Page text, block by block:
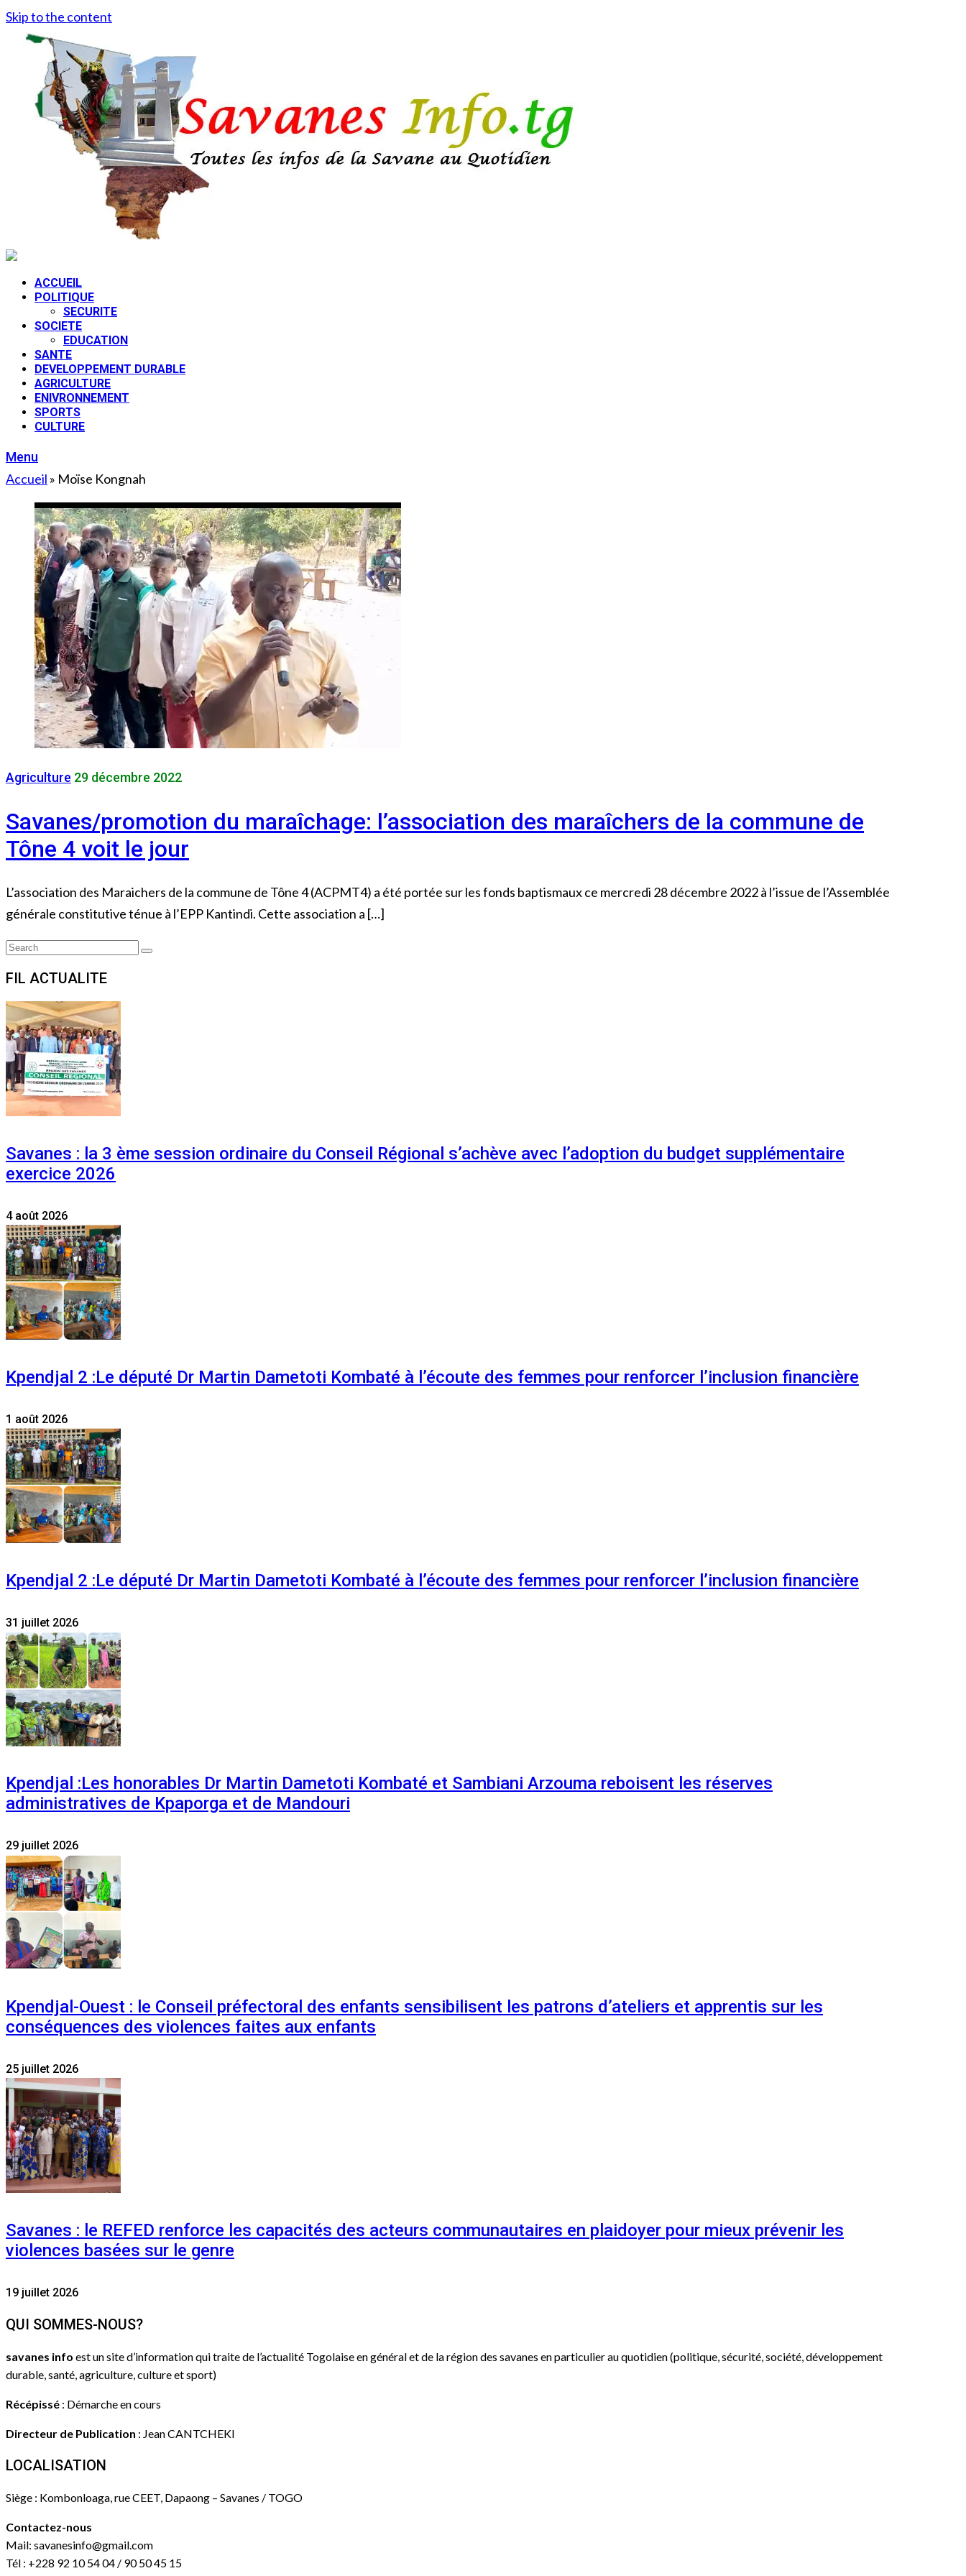
Skip to the content
ACCUEIL
POLITIQUE
SECURITE
SOCIETE
EDUCATION
SANTE
DEVELOPPEMENT DURABLE
AGRICULTURE
ENIVRONNEMENT
SPORTS
CULTURE
Menu
Accueil » Moïse Kongnah
Agriculture 29 décembre 2022
Savanes/promotion du maraîchage: l’association des maraîchers de la commune de
Tône 4 voit le jour
L’association des Maraichers de la commune de Tône 4 (ACPMT4) a été portée sur les fonds baptismaux ce mercredi 28 décembre 2022 à l’issue de l’Assemblée
générale constitutive ténue à l’EPP Kantindi. Cette association a […]
Search
Search
FIL ACTUALITE
Savanes : la 3 ème session ordinaire du Conseil Régional s’achève avec l’adoption du budget supplémentaire
exercice 2026
4 août 2026
Kpendjal 2 :Le député Dr Martin Dametoti Kombaté à l’écoute des femmes pour renforcer l’inclusion financière
1 août 2026
Kpendjal 2 :Le député Dr Martin Dametoti Kombaté à l’écoute des femmes pour renforcer l’inclusion financière
31 juillet 2026
Kpendjal :Les honorables Dr Martin Dametoti Kombaté et Sambiani Arzouma reboisent les réserves
administratives de Kpaporga et de Mandouri
29 juillet 2026
Kpendjal-Ouest : le Conseil préfectoral des enfants sensibilisent les patrons d’ateliers et apprentis sur les
conséquences des violences faites aux enfants
25 juillet 2026
Savanes : le REFED renforce les capacités des acteurs communautaires en plaidoyer pour mieux prévenir les
violences basées sur le genre
19 juillet 2026
QUI SOMMES-NOUS?
savanes info est un site d’information qui traite de l’actualité Togolaise en général et de la région des savanes en particulier au quotidien (politique, sécurité, société, développement
durable, santé, agriculture, culture et sport)
Récépissé : Démarche en cours
Directeur de Publication : Jean CANTCHEKI
LOCALISATION
Siège : Kombonloaga, rue CEET, Dapaong – Savanes / TOGO
Contactez-nous
Mail: savanesinfo@gmail.com
Tél : +228 92 10 54 04 / 90 50 45 15